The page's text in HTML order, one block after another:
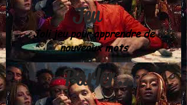
Jeu
Joli jeu pour apprendre de
nouveaux mots
Parler & écrire